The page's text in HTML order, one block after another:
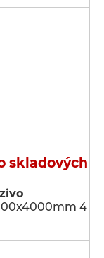
skladových
4